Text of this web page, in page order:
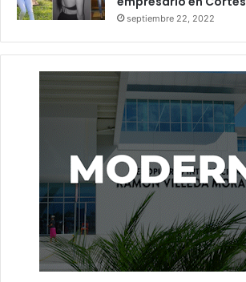
septiembre 22, 2022